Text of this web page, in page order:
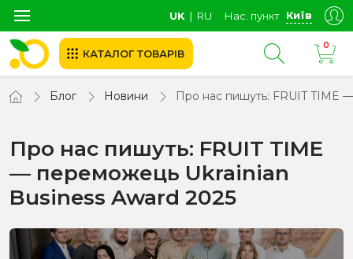
UK ∣ RU Нас. пункт Київ
КАТАЛОГ ТОВАРІВ
0
Блог Новини Про нас пишуть: FRUIT TIME
Про нас пишуть: FRUIT TIME
— переможець Ukrainian
Business Award 2025